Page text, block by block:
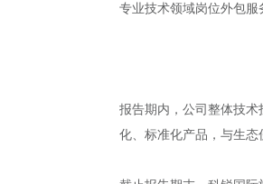
专业技术领域岗位外包服
报告期内，公司整体技
化、标准化产品，与生态